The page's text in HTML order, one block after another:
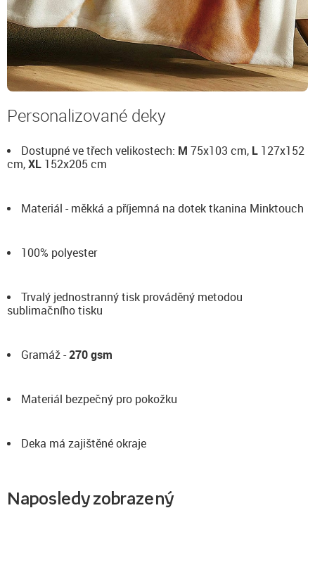
Personalizované deky
Dostupné ve třech velikostech: M 75x103 cm, L 127x152
cm,XL 152x205 cm
Materiál - měkká a příjemná na dotek tkanina Minktouch
100% polyester
Trvalý jednostranný tisk prováděný metodou
sublimačního tisku
Gramáž -270 gsm
Materiál bezpečný pro pokožku
Deka má zajištěné okraje
Naposledy zobrazený